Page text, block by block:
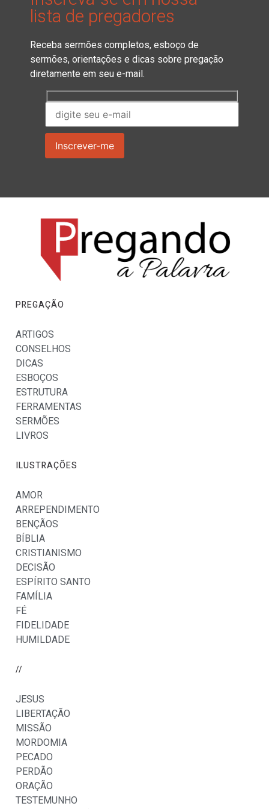
lista de pregadores
Receba sermões completos, esboço de
sermões, orientações e dicas sobre pregação
diretamente em seu e-mail.
PREGAÇÃO
ARTIGOS
CONSELHOS
DICAS
ESBOÇOS
ESTRUTURA
FERRAMENTAS
SERMÕES
LIVROS
ILUSTRAÇÕES
AMOR
ARREPENDIMENTO
BENÇÃOS
BÍBLIA
CRISTIANISMO
DECISÃO
ESPÍRITO SANTO
FAMÍLIA
FÉ
FIDELIDADE
HUMILDADE
//
JESUS
LIBERTAÇÃO
MISSÃO
MORDOMIA
PECADO
PERDÃO
ORAÇÃO
TESTEMUNHO